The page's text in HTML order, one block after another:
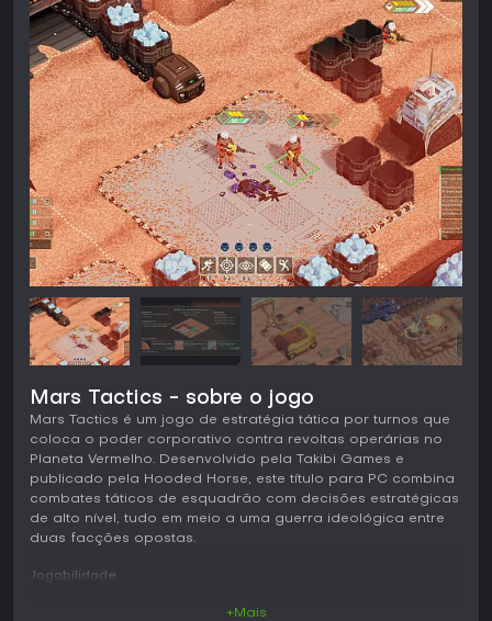
Mars Tactics - sobre o jogo
Mars Tactics é um jogo de estratégia tática por turnos que
coloca o poder corporativo contra revoltas operárias no
Planeta Vermelho. Desenvolvido pela Takibi Games e
publicado pela Hooded Horse, este título para PC combina
combates táticos de esquadrão com decisões estratégicas
de alto nível, tudo em meio a uma guerra ideológica entre
duas facções opostas.
Jogabilidade
+Mais